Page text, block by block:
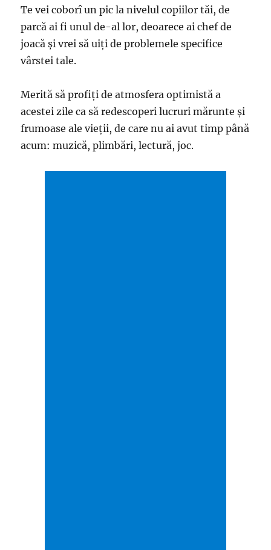
Te vei coborî un pic la nivelul copiilor tăi, de
parcă ai fi unul de-al lor, deoarece ai chef de
joacă şi vrei să uiţi de problemele specifice
vârstei tale.
Merită să profiţi de atmosfera optimistă a
acestei zile ca să redescoperi lucruri mărunte şi
frumoase ale vieţii, de care nu ai avut timp până
acum: muzică, plimbări, lectură, joc.